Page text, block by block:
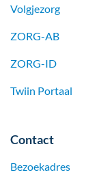
Volgjezorg
ZORG-AB
ZORG-ID
Twiin Portaal
Contact
Bezoekadres